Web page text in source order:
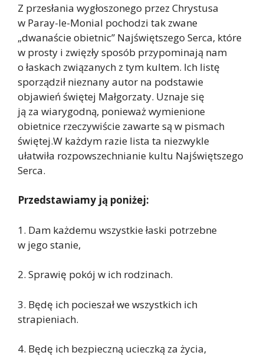
Z przesłania wygłoszonego przez Chrystusa
w Paray-le-Monial pochodzi tak zwane
„dwanaście obietnic” Najświętszego Serca, które
w prosty i zwięzły sposób przypominają nam
o łaskach związanych z tym kultem. Ich listę
sporządził nieznany autor na podstawie
objawień świętej Małgorzaty. Uznaje się
ją za wiarygodną, ponieważ wymienione
obietnice rzeczywiście zawarte są w pismach
świętej.W każdym razie lista ta niezwykle
ułatwiła rozpowszechnianie kultu Najświętszego
Serca.
Przedstawiamy ją poniżej:
1. Dam każdemu wszystkie łaski potrzebne
w jego stanie,
2. Sprawię pokój w ich rodzinach.
3. Będę ich pocieszał we wszystkich ich
strapieniach.
4. Będę ich bezpieczną ucieczką za życia,